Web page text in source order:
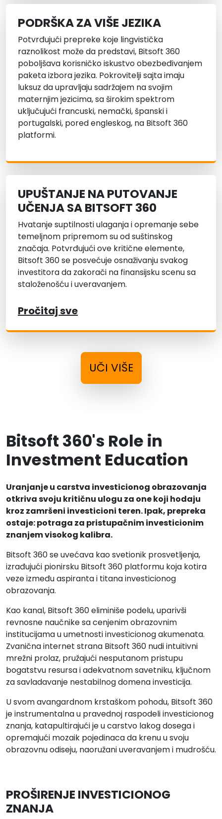
PODRŠKA ZA VIŠE JEZIKA
Potvrđujući prepreke koje lingvistička
raznolikost može da predstavi, Bitsoft 360
poboljšava korisničko iskustvo obezbeđivanjem
paketa izbora jezika. Pokrovitelji sajta imaju
luksuz da upravljaju sadržajem na svojim
maternjim jezicima, sa širokim spektrom
uključujući francuski, nemački, španski i
portugalski, pored engleskog, na Bitsoft 360
platformi.
UPUŠTANJE NA PUTOVANJE
UČENJA SA BITSOFT 360
Hvatanje suptilnosti ulaganja i opremanje sebe
temeljnom pripremom su od suštinskog
značaja. Potvrđujući ove kritične elemente,
Bitsoft 360 se posvećuje osnaživanju svakog
investitora da zakorači na finansijsku scenu sa
staloženošću i uveravanjem.
Pročitaj sve
UČI VIŠE
Bitsoft 360's Role in
Investment Education
Uranjanje u carstva investicionog obrazovanja
otkriva svoju kritičnu ulogu za one koji hodaju
kroz zamršeni investicioni teren. Ipak, prepreka
ostaje: potraga za pristupačnim investicionim
znanjem visokog kalibra.
Bitsoft 360 se uvećava kao svetionik prosvetljenja,
izrađujući pionirsku Bitsoft 360 platformu koja kotira
veze između aspiranta i titana investicionog
obrazovanja.
Kao kanal, Bitsoft 360 eliminiše podelu, uparivši
revnosne naučnike sa cenjenim obrazovnim
institucijama u umetnosti investicionog akumenata.
Zvanična internet strana Bitsoft 360 nudi intuitivni
mrežni prolaz, pružajući nesputanom pristupu
bogatstvu resursa i adekvatnom savetniku, ključnom
za savladavanje nestabilnog domena investicija.
U svom avangardnom krstaškom pohodu, Bitsoft 360
je instrumentalna u pravednoj raspodeli investicionog
znanja, katapultirajući je u carstvo lakog dosega i
opremajući mozaik pojedinaca da krenu u svoju
obrazovnu odiseju, naoružani uveravanjem i mudrošću.
PROŠIRENJE INVESTICIONOG
ZNANJA